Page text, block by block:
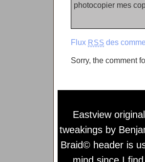
photocopier mes
Flux RSS des
Sorry, the comment
Eastview
tweakings by
Braid© header is